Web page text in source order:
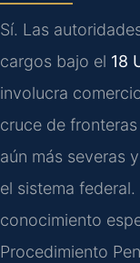
Sí. Las
cargos bajo el 18
involucra
cruce de
aún más severas
el sistema
conocimiento
Procedimiento